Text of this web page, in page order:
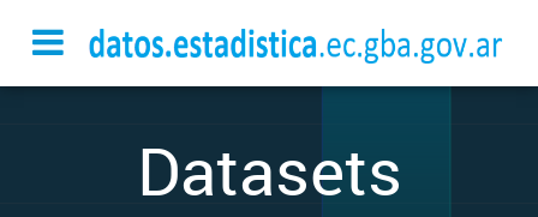
Datasets